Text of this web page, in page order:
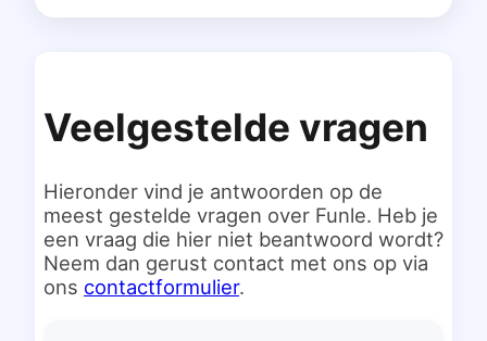
Veelgestelde vragen
Hieronder vind je antwoorden op de
meest gestelde vragen over Funle. Heb je
een vraag die hier niet beantwoord wordt?
Neem dan gerust contact met ons op via
ons contactformulier.